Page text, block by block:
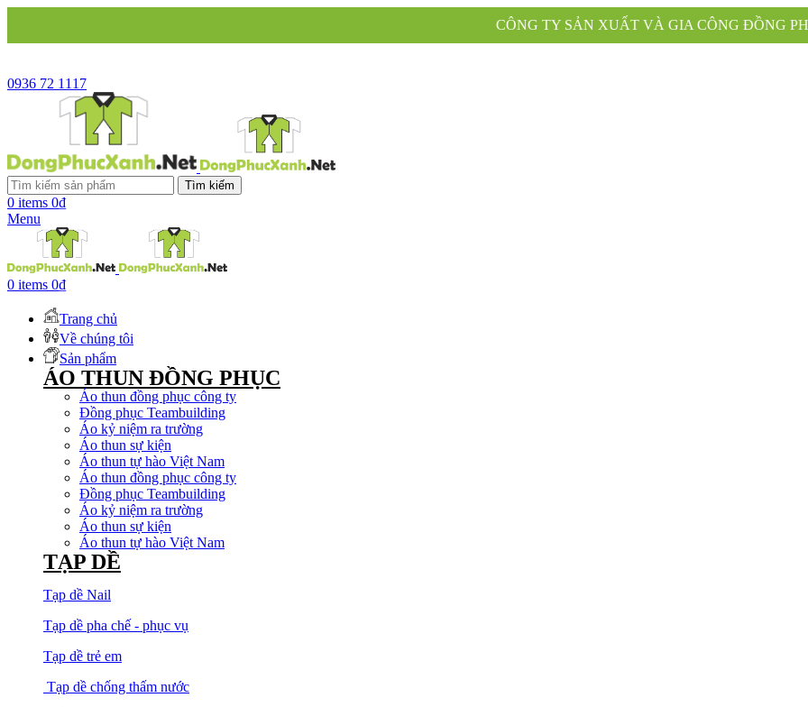
CÔNG TY SẢN XUẤT VÀ GIA CÔNG ĐỒNG PHỤC XANH KÍNH
0936 72 1117
Tìm kiếm
0 items 0₫
Menu
0 items 0₫
Trang chủ
Về chúng tôi
Sản phẩm
ÁO THUN ĐỒNG PHỤC
Áo thun đồng phục công ty
Đồng phục Teambuilding
Áo kỷ niệm ra trường
Áo thun sự kiện
Áo thun tự hào Việt Nam
Áo thun đồng phục công ty
Đồng phục Teambuilding
Áo kỷ niệm ra trường
Áo thun sự kiện
Áo thun tự hào Việt Nam
TẠP DỀ
Tạp dề Nail
Tạp dề pha chế - phục vụ
Tạp dề trẻ em
Tạp dề chống thấm nước